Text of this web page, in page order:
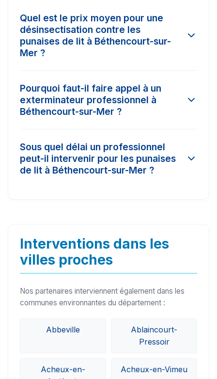
Quel est le prix moyen pour une
désinsectisation contre les
punaises de lit à Béthencourt-sur-
Mer ?
Mer varie selon l'ampleur de l'infestation et la
surface à traiter. En moyenne, les prix
constatés dans la région varient entre 150€ et
Pourquoi faut-il faire appel à un
exterminateur professionnel à
Béthencourt-sur-Mer ?
classique à Béthencourt-sur-Mer n'ont pas la
concentration nécessaire (produits biocides)
pour détruire les nids ou les œufs. Un pro
Sous quel délai un professionnel
peut-il intervenir pour les punaises
de lit à Béthencourt-sur-Mer ?
48h.
Interventions dans les
villes proches
Nos partenaires interviennent également dans les
communes environnantes du département :
Abbeville
Ablaincourt-
Pressoir
Acheux-en-
Acheux-en-Vimeu